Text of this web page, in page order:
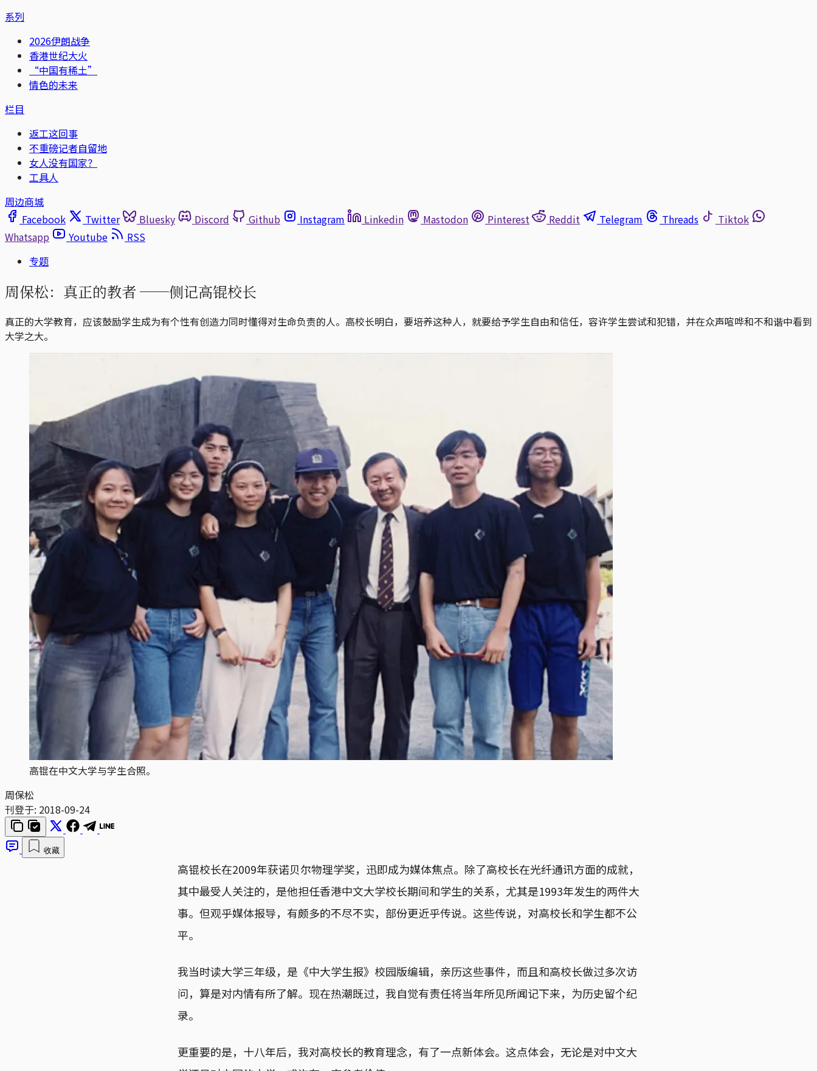
系列
2026伊朗战争
香港世纪大火
“中国有稀土”
情色的未来
栏目
返工这回事
不重磅记者自留地
女人没有国家？
工具人
周边商城
Facebook
Twitter Bluesky Discord Github Instagram Linkedin Mastodon Pinterest Reddit Telegram Threads
Tiktok
Whatsapp
Youtube
RSS
专题
周保松：真正的教者 ──侧记高锟校长
真正的大学教育，应该鼓励学生成为有个性有创造力同时懂得对生命负责的人。高校长明白，要培养这种人，就要给予学生自由和信任，容许学生尝试和犯错，并在众声喧哗和不和谐中看到
大学之大。
高锟在中文大学与学生合照。
周保松
刊登于: 2018-09-24
收藏
高锟校长在2009年获诺贝尔物理学奖，迅即成为媒体焦点。除了高校长在光纤通讯方面的成就，
其中最受人关注的，是他担任香港中文大学校长期间和学生的关系，尤其是1993年发生的两件大
事。但观乎媒体报导，有颇多的不尽不实，部份更近乎传说。这些传说，对高校长和学生都不公
平。
我当时读大学三年级，是《中大学生报》校园版编辑，亲历这些事件，而且和高校长做过多次访
问，算是对内情有所了解。现在热潮既过，我自觉有责任将当年所见所闻记下来，为历史留个纪
录。
更重要的是，十八年后，我对高校长的教育理念，有了一点新体会。这点体会，无论是对中文大